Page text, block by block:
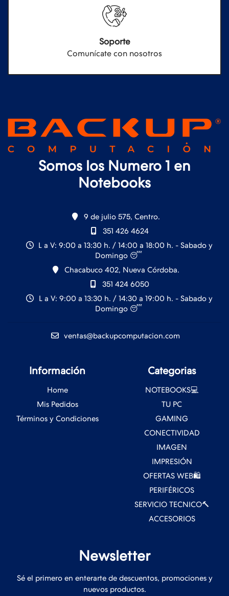
Soporte
Comunícate con nosotros
Somos los Numero 1 en
Notebooks
9 de julio 575, Centro.
351 426 4624
L a V: 9:00 a 13:30 h. / 14:00 a 18:00 h. - Sabado y
Domingo 😴
Chacabuco 402, Nueva Córdoba.
351 424 6050
L a V: 9:00 a 13:30 h. / 14:30 a 19:00 h. - Sabado y
Domingo 😴
ventas@backupcomputacion.com
Información
Home
Mis Pedidos
Términos y Condiciones
Categorias
NOTEBOOKS💻
TU PC
GAMING
CONECTIVIDAD
IMAGEN
IMPRESIÓN
OFERTAS WEB🛍️
PERIFÉRICOS
SERVICIO TECNICO🔨
ACCESORIOS
Newsletter
Sé el primero en enterarte de descuentos, promociones y
nuevos productos.